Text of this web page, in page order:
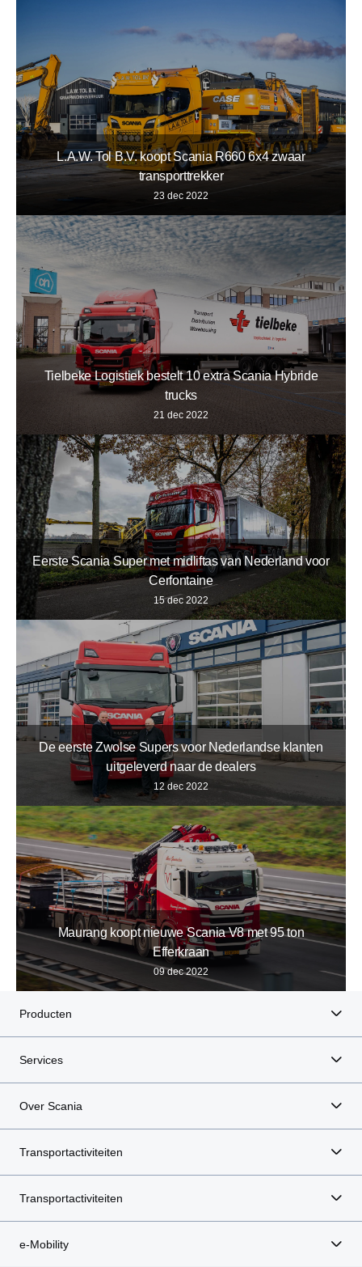
L.A.W. Tol B.V. koopt Scania R660 6x4 zwaar
transporttrekker
23 dec 2022
Tielbeke Logistiek bestelt 10 extra Scania Hybride
trucks
21 dec 2022
Eerste Scania Super met midliftas van Nederland voor
Cerfontaine
15 dec 2022
De eerste Zwolse Supers voor Nederlandse klanten
uitgeleverd naar de dealers
12 dec 2022
Maurang koopt nieuwe Scania V8 met 95 ton
Efferkraan
09 dec 2022
Producten
Services
Over Scania
Transportactiviteiten
Transportactiviteiten
e-Mobility